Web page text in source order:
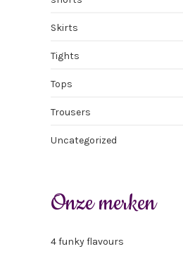
Skirts
Tights
Tops
Trousers
Uncategorized
Onze merken
4 funky flavours